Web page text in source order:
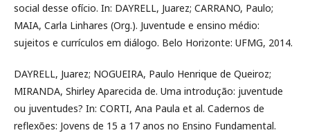
social desse ofício. In: DAYRELL, Juarez; CARRANO, Paulo;
MAIA, Carla Linhares (Org.). Juventude e ensino médio:
sujeitos e currículos em diálogo. Belo Horizonte: UFMG, 2014.
DAYRELL, Juarez; NOGUEIRA, Paulo Henrique de Queiroz;
MIRANDA, Shirley Aparecida de. Uma introdução: juventude
ou juventudes? In: CORTI, Ana Paula et al. Cadernos de
reflexões: Jovens de 15 a 17 anos no Ensino Fundamental.